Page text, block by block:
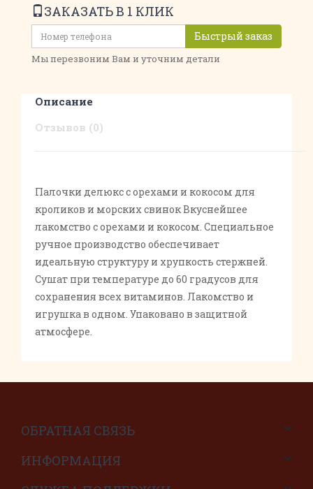
ЗАКАЗАТЬ В 1 КЛИК
Быстрый заказ
Мы перезвоним Вам и уточним детали
Описание
Отзывов (0)
Палочки делюкс с орехами и кокосом для
кроликов и морских свинок Вкуснейшее
лакомство с орехами и кокосом. Специальное
ручное производство обеспечивает
идеальную структуру и хрупкость стержней.
Сушат при температуре до 60 градусов для
сохранения всех витаминов. Лакомство и
игрушка в одном. Упаковано в защитной
атмосфере.
ОБРАТНАЯ СВЯЗЬ
ИНФОРМАЦИЯ